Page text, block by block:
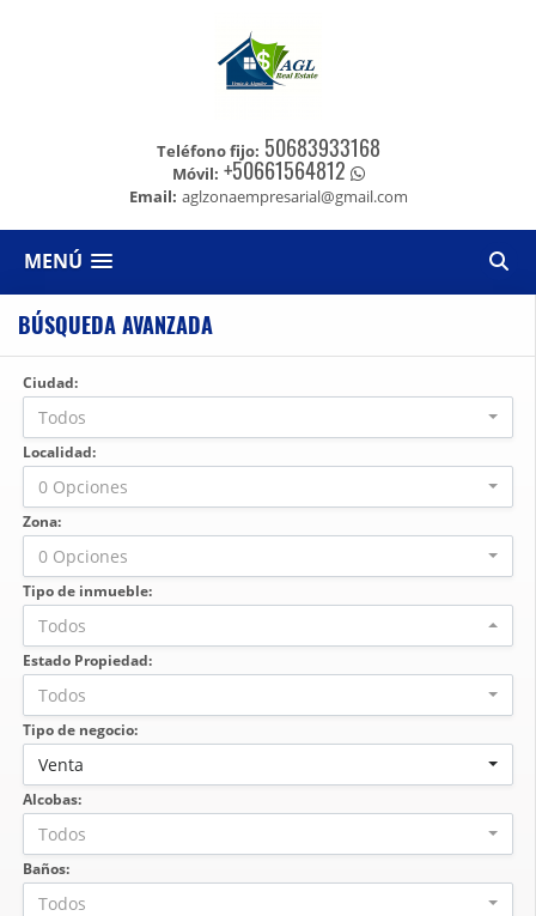
Teléfono fijo: 50683933168
Móvil: +50661564812
Email: aglzonaempresarial@gmail.com
MENÚ
BÚSQUEDA AVANZADA
Ciudad:
Todos
Localidad:
0 Opciones
Zona:
0 Opciones
Tipo de inmueble:
Todos
Estado Propiedad:
Todos
Tipo de negocio:
Venta
Alcobas:
Todos
Baños:
Todos